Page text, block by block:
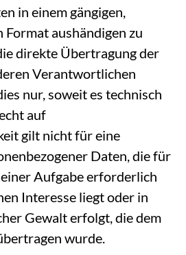
in einem gängigen,
Format aushändigen zu
direkte Übertragung der
Verantwortlichen
nur, soweit es technisch
auf
gilt nicht für eine
Daten, die für
Aufgabe erforderlich
Interesse liegt oder in
Gewalt erfolgt, die dem
wurde.